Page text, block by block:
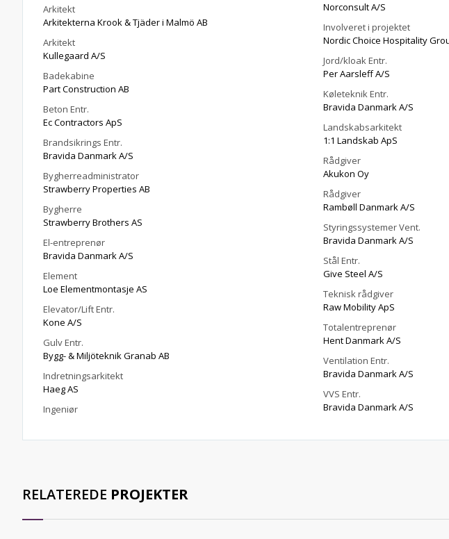
Arkitekt
Arkitekterna Krook & Tjäder i Malmö AB
Arkitekt
Kullegaard A/S
Badekabine
Part Construction AB
Beton Entr.
Ec Contractors ApS
Brandsikrings Entr.
Bravida Danmark A/S
Bygherreadministrator
Strawberry Properties AB
Bygherre
Strawberry Brothers AS
El-entreprenør
Bravida Danmark A/S
Element
Loe Elementmontasje AS
Elevator/Lift Entr.
Kone A/S
Gulv Entr.
Bygg- & Miljöteknik Granab AB
Indretningsarkitekt
Haeg AS
Ingeniør
Norconsult A/S
Involveret i projektet
Nordic Choice Hospitality
Jord/kloak Entr.
Per Aarsleff A/S
Køleteknik Entr.
Bravida Danmark A/S
Landskabsarkitekt
1:1 Landskab ApS
Rådgiver
Akukon Oy
Rådgiver
Rambøll Danmark A/S
Styringssystemer Vent.
Bravida Danmark A/S
Stål Entr.
Give Steel A/S
Teknisk rådgiver
Raw Mobility ApS
Totalentreprenør
Hent Danmark A/S
Ventilation Entr.
Bravida Danmark A/S
VVS Entr.
Bravida Danmark A/S
RELATEREDE PROJEKTER